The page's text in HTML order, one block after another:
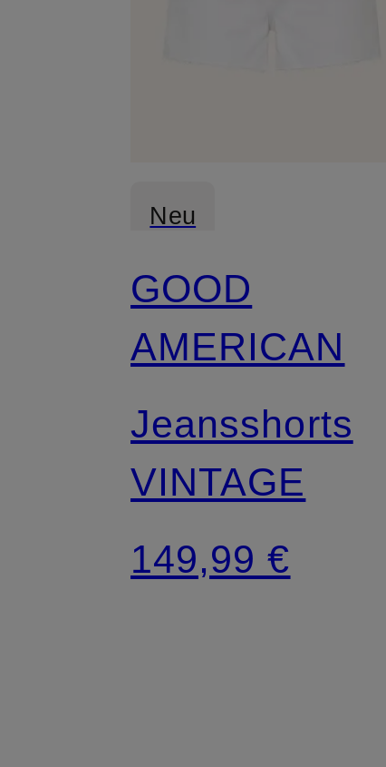
Neu
GOOD
AMERICAN
Jeansshorts
VINTAGE
149,99 €